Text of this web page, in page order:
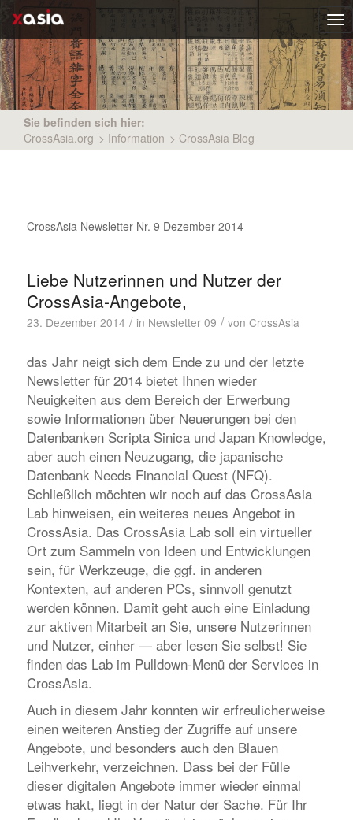
Sie befinden sich hier:
CrossAsia.org > Information > CrossAsia Blog
CrossAsia Newsletter Nr. 9 Dezember 2014
Liebe Nutzerinnen und Nutzer der
CrossAsia-Angebote,
23. Dezember 2014 / in Newsletter 09 / von CrossAsia
das Jahr neigt sich dem Ende zu und der letzte
Newsletter für 2014 bietet Ihnen wieder
Neuigkeiten aus dem Bereich der Erwerbung
sowie Informationen über Neuerungen bei den
Datenbanken Scripta Sinicaund Japan Knowledge,
aber auch einen Neuzugang, die japanische
DatenbankNeeds Financial Quest (NFQ).
Schließlich möchten wir noch auf das CrossAsia
Labhinweisen, ein weiteres neues Angebot in
CrossAsia. Das CrossAsia Labsoll ein virtueller
Ort zum Sammeln von Ideen und Entwicklungen
sein, für Werkzeuge, die ggf. in anderen
Kontexten, auf anderen PCs, sinnvoll genutzt
werden können. Damit geht auch eine Einladung
zur aktiven Mitarbeit an Sie, unsere Nutzerinnen
und Nutzer, einher — aber lesen Sie selbst! Sie
finden das Lab im Pulldown-Menü der Services in
CrossAsia.
Auch in diesem Jahr konnten wir erfreulicherweise
einen weiteren Anstieg der Zugriffe auf unsere
Angebote, und besonders auch den Blauen
Leihverkehr, verzeichnen. Dass bei der Fülle
dieser digitalen Angebote immer wieder einmal
etwas hakt, liegt in der Natur der Sache. Für Ihr